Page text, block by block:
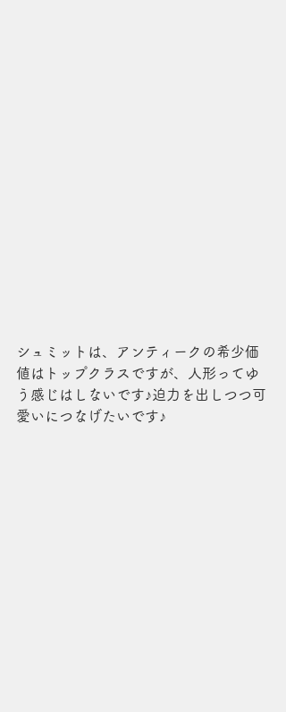
シュミットは、アンティークの希少価
値はトップクラスですが、人形ってゆ
う感じはしないです♪迫力を出しつつ可
愛いにつなげたいです♪